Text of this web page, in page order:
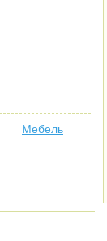
Мебель